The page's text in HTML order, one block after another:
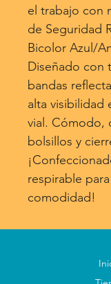
el trabajo con
de Seguridad
Bicolor Azul/
Diseñado con
bandas
alta visibilidad
vial. Cómodo,
bolsillos y
respirable
comodidad!